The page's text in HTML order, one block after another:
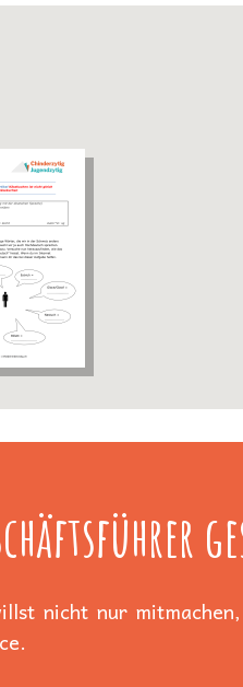
nicht nur